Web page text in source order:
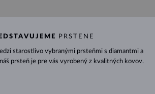
PRSTENE
starostlivo vybranými prsteňmi s diamantmi a
prsteň je pre vás vyrobený z kvalitných kovov.